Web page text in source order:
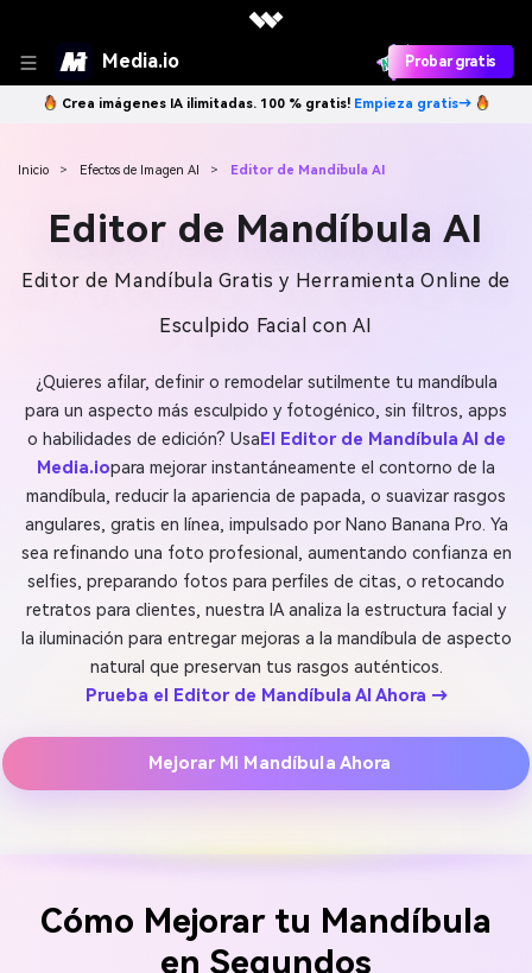
Media.io Probar gratis
Crea imágenes IA ilimitadas. 100 % gratis! Empieza gratis→
Inicio > Efectos de Imagen AI > Editor de Mandíbula AI
Editor de Mandíbula AI
Editor de Mandíbula Gratis y Herramienta Online de
Esculpido Facial con AI
¿Quieres afilar, definir o remodelar sutilmente tu mandíbula
para un aspecto más esculpido y fotogénico, sin filtros, apps
o habilidades de edición? Usa El Editor de Mandíbula AI de
Media.iopara mejorar instantáneamente el contorno de la
mandíbula, reducir la apariencia de papada, o suavizar rasgos
angulares, gratis en línea, impulsado por Nano Banana Pro. Ya
sea refinando una foto profesional, aumentando confianza en
selfies, preparando fotos para perfiles de citas, o retocando
retratos para clientes, nuestra IA analiza la estructura facial y
la iluminación para entregar mejoras a la mandíbula de aspecto
natural que preservan tus rasgos auténticos.
Prueba el Editor de Mandíbula AI Ahora →
Mejorar Mi Mandíbula Ahora
Cómo Mejorar tu Mandíbula
en Segundos